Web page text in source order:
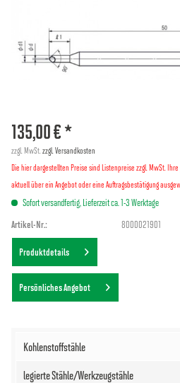
135,00 € *
zzgl. MwSt. zzgl. Versandkosten
Die hier dargestellten Preise sind Listenpreise zzgl. MwSt.
aktuell über ein Angebot oder eine Auftragsbestätigung
Sofort versandfertig, Lieferzeit ca. 1-3 Werktage
Artikel-Nr.:
8000021901
Produktdetails
Persönliches Angebot